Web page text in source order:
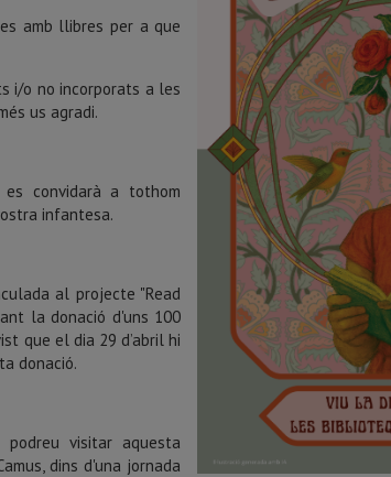
amb llibres per a que
i/o no incorporats a les
us agradi.
convidarà a tothom
infantesa.
al projecte "Read
la donació d'uns 100
que el dia 29 d’abril hi
donació.
visitar aquesta
dins d'una jornada